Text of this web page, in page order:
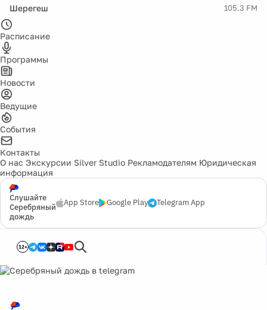
Шерегеш 105.3 FM
Расписание
Программы
Новости
Ведущие
События
Контакты
О нас Экскурсии Silver Studio Рекламодателям Юридическая
информация
Слушайте
Серебряный
дождь
App Store Google Play Telegram App
12+